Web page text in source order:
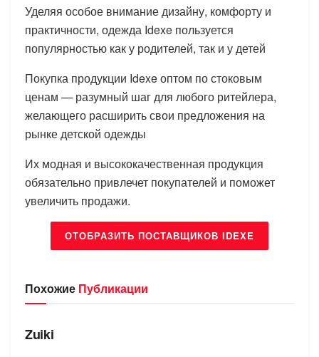
Уделяя особое внимание дизайну, комфорту и
практичности, одежда Idexe пользуется
популярностью как у родителей, так и у детей
Покупка продукции Idexe оптом по стоковым
ценам — разумный шаг для любого ритейлера,
желающего расширить свои предложения на
рынке детской одежды
Их модная и высококачественная продукция
обязательно привлечет покупателей и поможет
увеличить продажи.
ОТОБРАЗИТЬ ПОСТАВЩИКОВ IDEXE
Похожие Публикации
БРЕНДЫ
Zuiki